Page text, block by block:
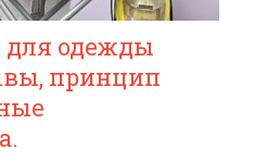
для одежды
принцип